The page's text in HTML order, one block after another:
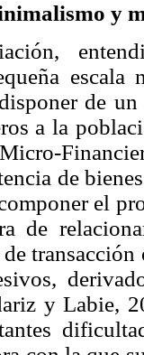
y
de
a la
de
el
de
y Labie,